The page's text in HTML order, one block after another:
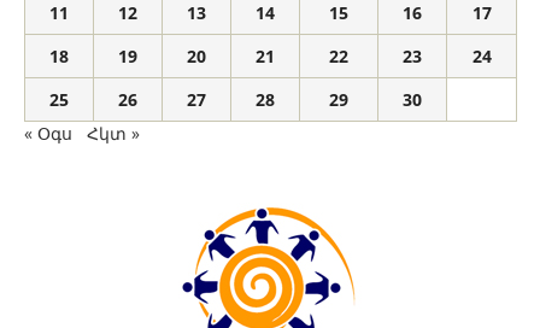
11
12 13 14 15 16
17
18
19 20 21 22 23
24
25
26 27 28 29
30
« Օգս
Հկտ »